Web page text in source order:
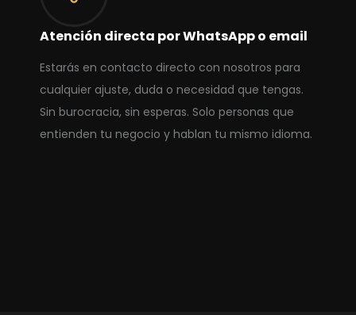
Atención directa por WhatsApp o email
Estarás en contacto directo con nosotros para
cualquier ajuste, duda o necesidad que tengas.
Sin burocracia, sin esperas. Solo personas que
entienden tu negocio y hablan tu mismo idioma.